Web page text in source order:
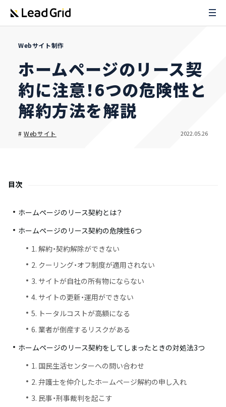
Webサイト制作
ホームページのリース契
約に注意！6つの危険性と
解約方法を解説
#Webサイト 2022.05.26
目次
ホームページのリース契約とは？
ホームページのリース契約の危険性6つ
1. 解約・契約解除ができない
2. クーリング・オフ制度が適用されない
3. サイトが自社の所有物にならない
4. サイトの更新・運用ができない
5. トータルコストが高額になる
6. 業者が倒産するリスクがある
ホームページのリース契約をしてしまったときの対処法3つ
1. 国民生活センターへの問い合わせ
2. 弁護士を仲介したホームページ解約の申し入れ
3. 民事・刑事裁判を起こす